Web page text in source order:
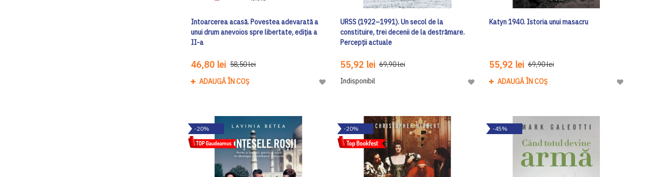
Intoarcerea acasă. Povestea adevarată a
unui drum anevoios spre libertate, ediția a
II-a
46,80 lei 58,50 lei
ADAUGĂ ÎN COȘ
Adaugă
Dorinte
URSS (1922–1991). Un secol de la
constituire, trei decenii de la destrămare.
Percepții actuale
55,92 lei 69,90 lei
Indisponibil
Adaugă
Dorinte
Katyn 1940. Istoria unui masacru
55,92 lei 69,90 lei
ADAUGĂ ÎN COȘ
Adaugă
-20% -20% -45%